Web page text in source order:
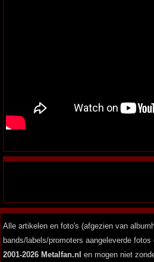
Alle artikelen en foto's (afgezien van
bands/labels/promoters aangeleverde
2001-2026 Metalfan.nl en mogen niet